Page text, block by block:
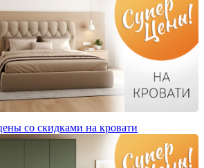
со скидками на кровати